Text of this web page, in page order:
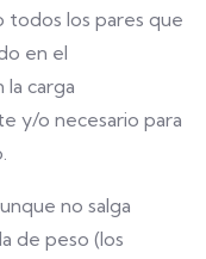
todos los pares que
en el
carga
y/o necesario para
no salga
de peso (los